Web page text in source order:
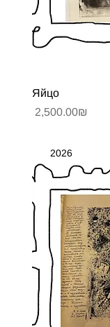
Яйцо
Цена
‏2,500.00 ‏₪
2026